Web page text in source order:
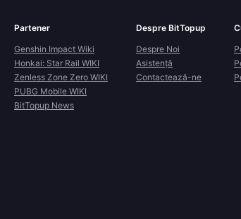
Partener
Genshin Impact Wiki
Honkai: Star Rail WIKI
Zenless Zone Zero WIKI
PUBG Mobile WIKI
BitTopup News
Despre BitTopup
Despre Noi
Asistență
Contactează-ne